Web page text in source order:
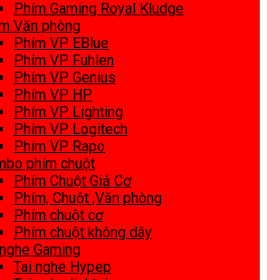
Phím Gaming Royal Kludge
Văn phòng
Phím VP EBlue
Phím VP Fuhlen
Phím VP Genius
Phím VP HP
Phím VP Lighting
Phím VP Logitech
Phím VP Rapo
phím chuột
Phím Chuột Giả Cơ
Phím, Chuột ,Văn phòng
Phím chuột cơ
Phím chuột không dây
Gaming
Tai nghe Hypep